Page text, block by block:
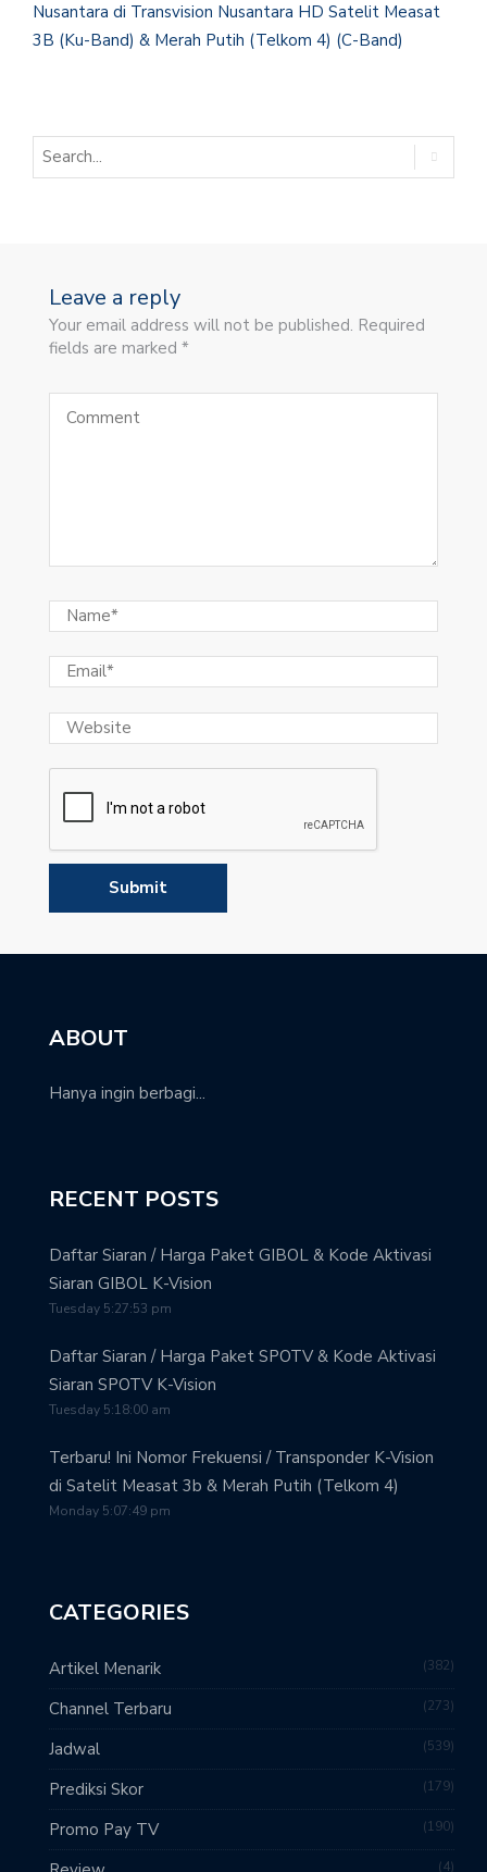
Nusantara di Transvision Nusantara HD Satelit Measat
3B (Ku-Band) & Merah Putih (Telkom 4) (C-Band)
Leave a reply
Your email address will not be published. Required
fields are marked *
ABOUT
Hanya ingin berbagi...
RECENT POSTS
Daftar Siaran / Harga Paket GIBOL & Kode Aktivasi
Siaran GIBOL K-Vision
Tuesday 5:27:53 pm
Daftar Siaran / Harga Paket SPOTV & Kode Aktivasi
Siaran SPOTV K-Vision
Tuesday 5:18:00 am
Terbaru! Ini Nomor Frekuensi / Transponder K-Vision
di Satelit Measat 3b & Merah Putih (Telkom 4)
Monday 5:07:49 pm
CATEGORIES
Artikel Menarik 382
Channel Terbaru 273
Jadwal 539
Prediksi Skor 179
Promo Pay TV 190
4